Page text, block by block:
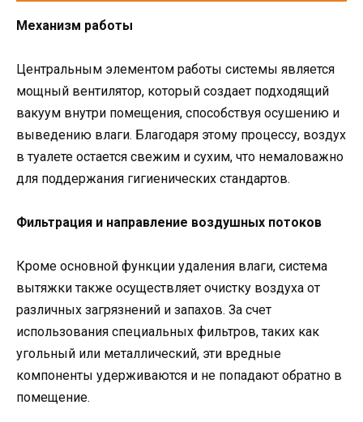
Механизм работы
Центральным элементом работы системы является
мощный вентилятор, который создает подходящий
вакуум внутри помещения, способствуя осушению и
выведению влаги. Благодаря этому процессу, воздух
в туалете остается свежим и сухим, что немаловажно
для поддержания гигиенических стандартов.
Фильтрация и направление воздушных потоков
Кроме основной функции удаления влаги, система
вытяжки также осуществляет очистку воздуха от
различных загрязнений и запахов. За счет
использования специальных фильтров, таких как
угольный или металлический, эти вредные
компоненты удерживаются и не попадают обратно в
помещение.